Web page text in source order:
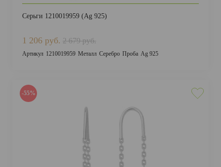
Серьги 1210019959 (Ag 925)
1 206 руб. 2 679 руб.
Артикул 1210019959 Металл Серебро Проба Ag 925
-55%